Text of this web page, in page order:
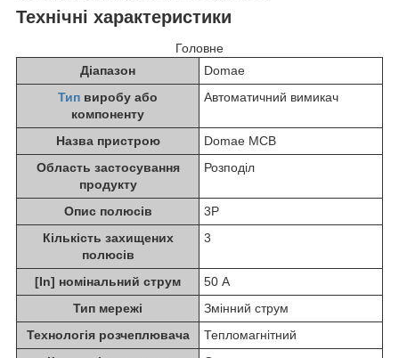
Технічні характеристики
Головне
Діапазон
Domae
Тип виробу або
компоненту
Автоматичний вимикач
Назва пристрою
Domae MCB
Область застосування
продукту
Розподіл
Опис полюсів
3P
Кількість захищених
полюсів
3
[In] номінальний струм
50 А
Тип мережі
Змінний струм
Технологія розчеплювача
Тепломагнітний